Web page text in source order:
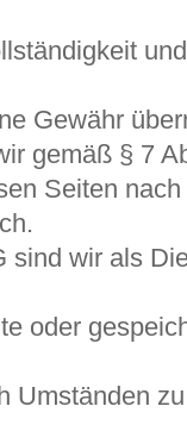
Gewähr
gemäß § 7
Seiten
sind wir als
oder
Umständen